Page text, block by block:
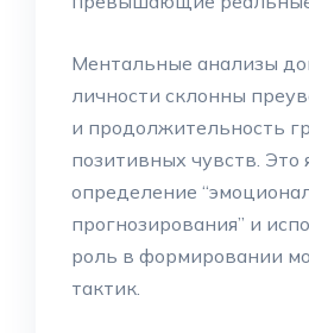
Ментальные анализы
личности склонны
и продолжительность
позитивных чувств. Это
определение
прогнозирования” и
роль в формировании
тактик.